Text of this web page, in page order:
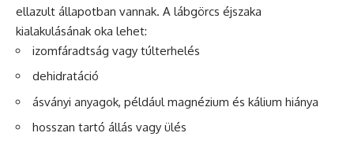
ellazult állapotban vannak. A lábgörcs éjszaka
kialakulásának oka lehet:
izomfáradtság vagy túlterhelés
dehidratáció
ásványi anyagok, például magnézium és kálium hiánya
hosszan tartó állás vagy ülés